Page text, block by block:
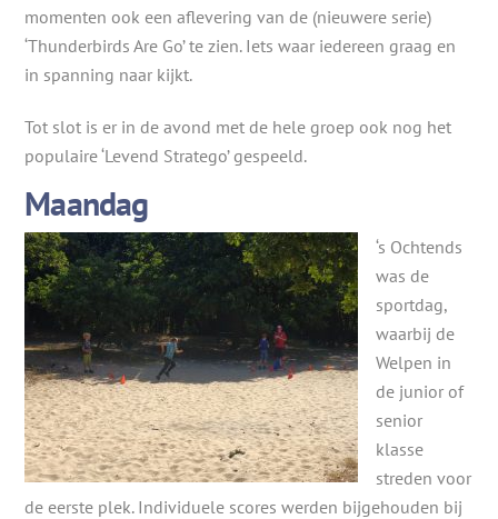
momenten ook een aflevering van de (nieuwere serie)
‘Thunderbirds Are Go’ te zien. Iets waar iedereen graag en
in spanning naar kijkt.
Tot slot is er in de avond met de hele groep ook nog het
populaire ‘Levend Stratego’ gespeeld.
Maandag
‘s Ochtends
was de
sportdag,
waarbij de
Welpen in
de junior of
senior
klasse
streden voor
de eerste plek. Individuele scores werden bijgehouden bij